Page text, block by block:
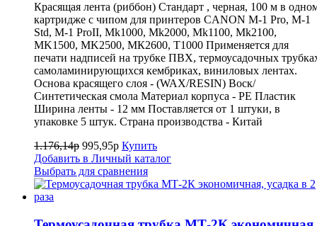
Красящая лента (риббон) Стандарт , черная, 100 м в
картридже с чипом для принтеров CANON M-1 Pro, M-1
Std, M-1 ProII, Mk1000, Mk2000, Mk1100, Mk2100,
MK1500, MK2500, МК2600, Т1000 Применяется для
печати надписей на трубке ПВХ, термоусадочных
самоламинирующихся кембриках, виниловых лентах.
Основа красящего слоя - (WAX/RESIN) Воск/
Синтетическая смола Материал корпуса - PE Пластик
Ширина ленты - 12 мм Поставляется от 1 штуки, в
упаковке 5 штук. Страна производства - Китай
1.176,14р 995,95р Купить
Добавить в Личный каталог
Выбрать для сравнения